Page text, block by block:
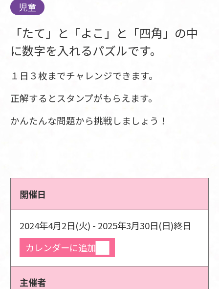
児童
「たて」と「よこ」と「四角」の中
に数字を入れるパズルです。
１日３枚までチャレンジできます。
正解するとスタンプがもらえます。
かんたんな問題から挑戦しましょう！
開催日
2024年4月2日(火) - 2025年3月30日(日)終日
カレンダーに追加
主催者